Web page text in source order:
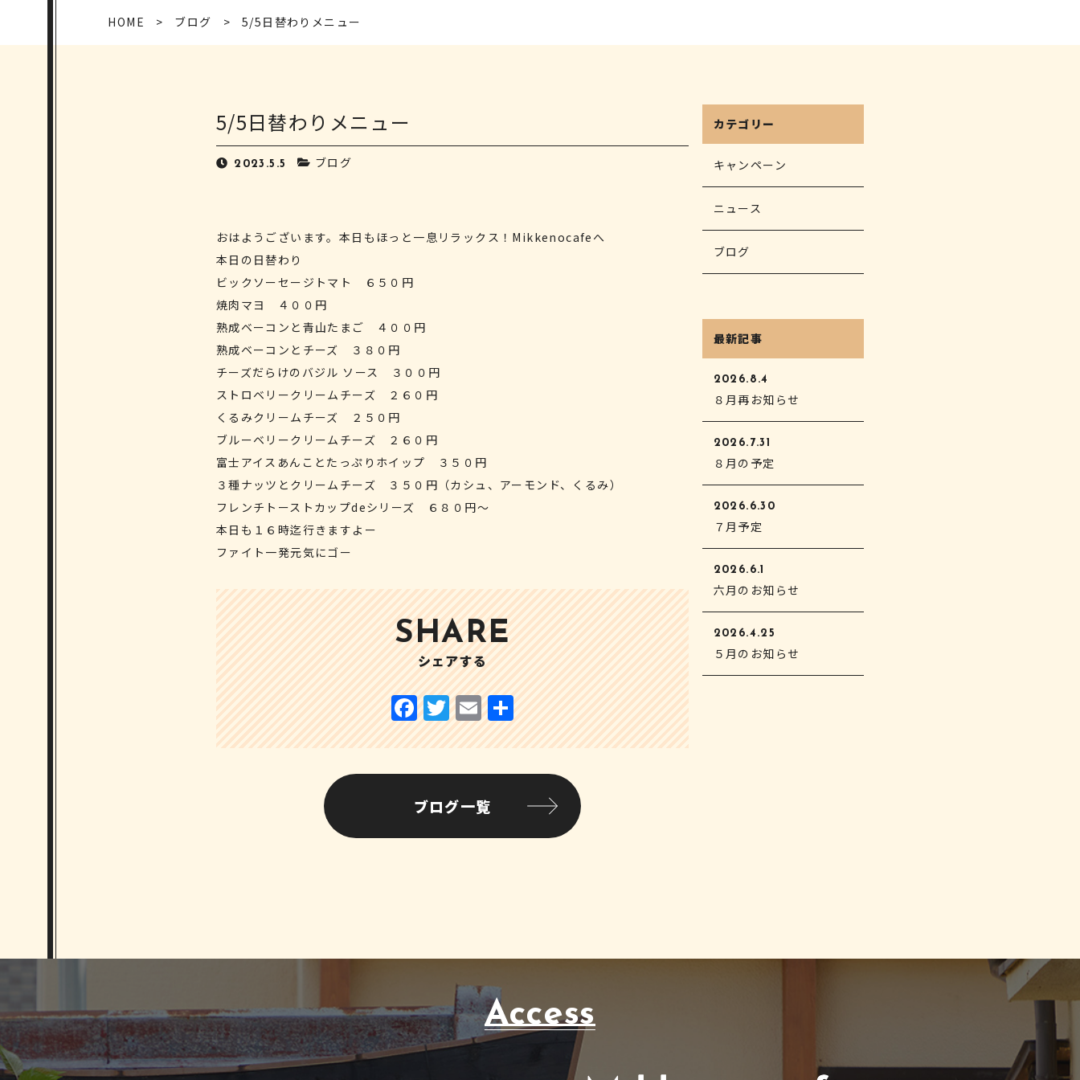
HOME ブログ 5/5日替わりメニュー
5/5日替わりメニュー
2023.5.5 ブログ
おはようございます。本日もほっと一息リラックス！Mikkenocafeへ
本日の日替わり
ビックソーセージトマト ６５０円
焼肉マヨ ４００円
熟成ベーコンと青山たまご ４００円
熟成ベーコンとチーズ ３８０円
チーズだらけのバジル ソース ３００円
ストロベリークリームチーズ ２６０円
くるみクリームチーズ ２５０円
ブルーベリークリームチーズ ２６０円
富士アイスあんことたっぷりホイップ ３５０円
３種ナッツとクリームチーズ ３５０円（カシュ、アーモンド、くるみ）
フレンチトーストカップdeシリーズ ６８０円～
本日も１６時迄行きますよー
ファイト一発元気にゴー
SHARE
シェアする
ブログ一覧
カテゴリー
キャンペーン
ニュース
ブログ
最新記事
2026.8.4
８月再お知らせ
2026.7.31
８月の予定
2026.6.30
７月予定
2026.6.1
六月のお知らせ
2026.4.25
５月のお知らせ
Access